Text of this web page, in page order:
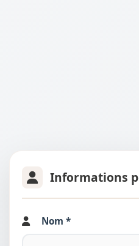
Informations
Nom *